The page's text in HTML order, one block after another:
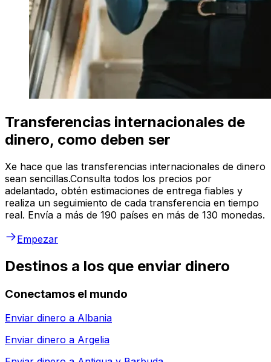
Transferencias internacionales de
dinero, como deben ser
Xe hace que las transferencias internacionales de dinero
sean sencillas.Consulta todos los precios por
adelantado, obtén estimaciones de entrega fiables y
realiza un seguimiento de cada transferencia en tiempo
real. Envía a más de 190 países en más de 130 monedas.
Empezar
Destinos a los que enviar dinero
Conectamos el mundo
Enviar dinero a Albania
Enviar dinero a Argelia